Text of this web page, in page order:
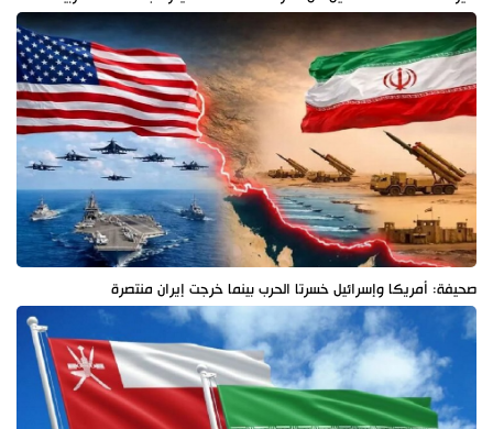
صحيفة: أمريكا وإسرائيل خسرتا الحرب بينما خرجت إيران منتصرة